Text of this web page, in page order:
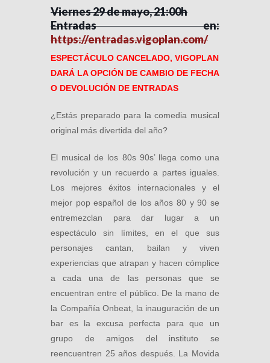
Viernes 29 de mayo, 21:00h
Entradas en:
https://entradas.vigoplan.com/
ESPECTÁCULO CANCELADO, VIGOPLAN
DARÁ LA OPCIÓN DE CAMBIO DE FECHA
O DEVOLUCIÓN DE ENTRADAS
¿Estás preparado para la comedia musical
original más divertida del año?
El musical de los 80s 90s’ llega como una
revolución y un recuerdo a partes iguales.
Los mejores éxitos internacionales y el
mejor pop español de los años 80 y 90 se
entremezclan para dar lugar a un
espectáculo sin límites, en el que sus
personajes cantan, bailan y viven
experiencias que atrapan y hacen cómplice
a cada una de las personas que se
encuentran entre el público. De la mano de
la Compañía Onbeat, la inauguración de un
bar es la excusa perfecta para que un
grupo de amigos del instituto se
reencuentren 25 años después. La Movida